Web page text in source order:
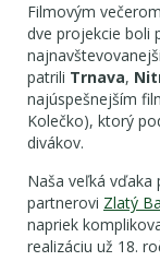
Filmovým
dve projekcie boli
patrili Trnava,
najúspešnejším
Kolečko), ktorý
divákov.
Naša veľká vďaka
partnerovi Zlatý
napriek
realizáciu už 18.